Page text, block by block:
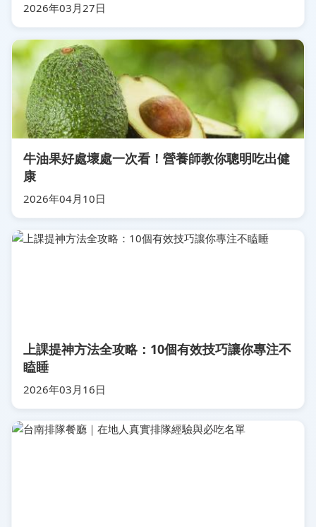
2026年03月27日
牛油果好處壞處一次看！營養師教你聰明吃出健
康
2026年04月10日
上課提神方法全攻略：10個有效技巧讓你專注不
瞌睡
2026年03月16日